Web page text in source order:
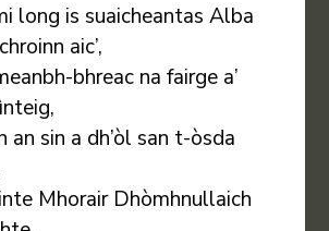
long is suaicheantas Alba
aic’,
bhreac na fairge a’
an sin a dh’òl san t-òsda
Mhorair Dhòmhnullaich